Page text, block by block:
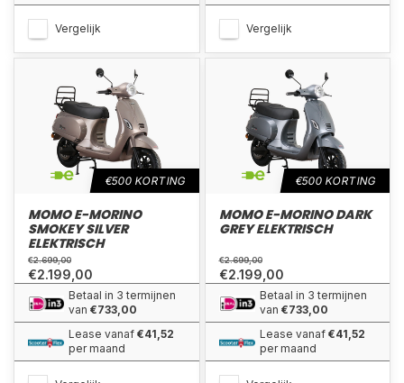
Vergelijk Vergelijk
€500 KORTING
MOMO E-MORINO
SMOKEY SILVER
ELEKTRISCH
€2.699,00
€2.199,00
Betaal in 3 termijnen
van €733,00
Lease vanaf €41,52
per maand
€500 KORTING
MOMO E-MORINO DARK
GREY ELEKTRISCH
€2.699,00
€2.199,00
Betaal in 3 termijnen
van €733,00
Lease vanaf €41,52
per maand